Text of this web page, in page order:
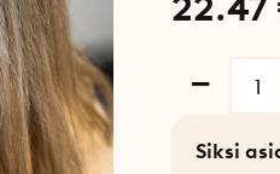
Siksi